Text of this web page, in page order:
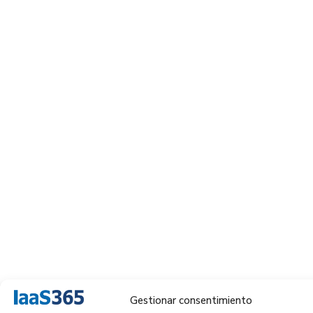
Gestionar consentimiento